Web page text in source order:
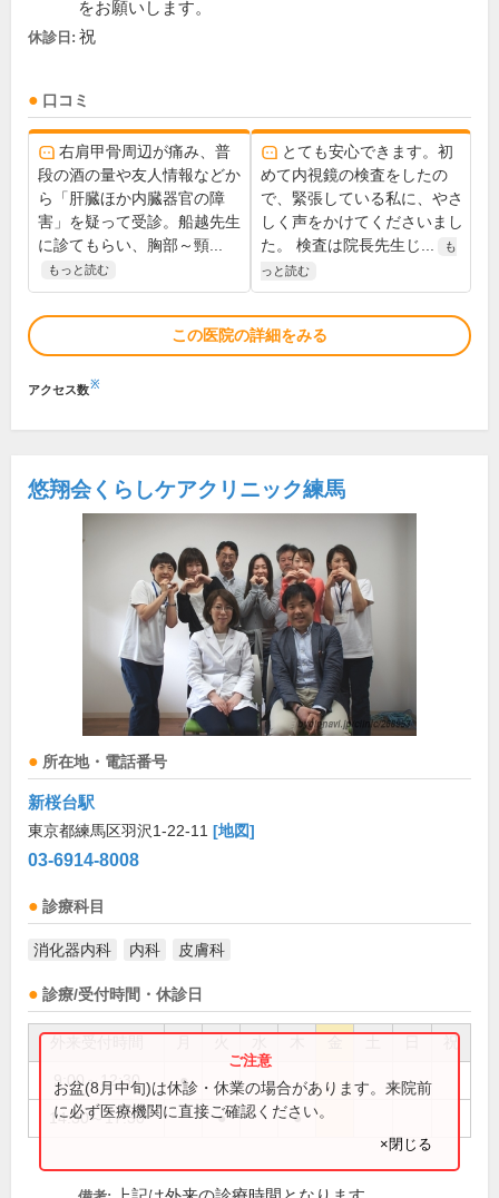
をお願いします。
休診日: 祝
口コミ
右肩甲骨周辺が痛み、普
段の酒の量や友人情報などか
ら「肝臓ほか内臓器官の障
害」を疑って受診。船越先生
に診てもらい、胸部～頸...
もっと読む
とても安心できます。初
めて内視鏡の検査をしたの
で、緊張している私に、やさ
しく声をかけてくださいまし
た。 検査は院長先生じ...
も
っと読む
この医院の詳細をみる
アクセス数※
悠翔会くらしケアクリニック練馬
所在地・電話番号
新桜台駅
東京都練馬区羽沢1-22-11 [地図]
03-6914-8008
診療科目
消化器内科 内科 皮膚科
診療/受付時間・休診日
祝
9:00～12:30 ●
14:30～17:30 ● ●
お盆(8月中旬)は休診・休業の場合があります。来院前
に必ず医療機関に直接ご確認ください。
×閉じる